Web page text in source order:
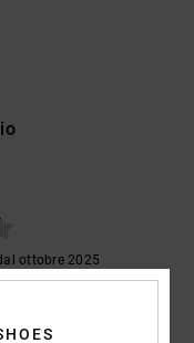
ottobre 2025
questo prodotto
qualità-prezzo